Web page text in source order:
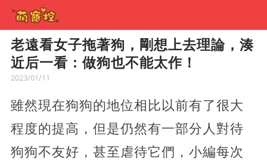
老遠看女子拖著狗，剛想上去理論，湊
近后一看：做狗也不能太作！
2023/01/11
雖然現在狗狗的地位相比以前有了很大
程度的提高，但是仍然有一部分人對待
狗狗不友好，甚至虐待它們，小編每次